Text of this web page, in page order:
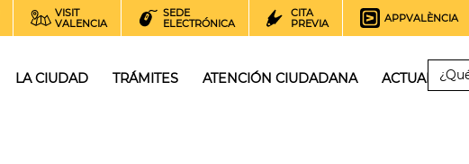
VISIT
VALENCIA
SEDE
ELECTRÓNICA
CITA
PREVIA
APPVALÈNCIA
LA CIUDAD TRÁMITES ATENCIÓN CIUDADANA ACTUALIDAD